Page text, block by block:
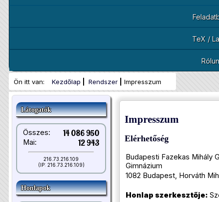
TeX /
Ön itt van: Kezdőlap Rendszer Impresszum
Látogatók
Összes: 14 086 950
Mai: 12 943
216.73.216.109
(IP: 216.73.216.109)
Honlapok
Impresszum
Elérhetőség
Budapesti Fazekas Mihály
Gimnázium
1082 Budapest, Horváth
Honlap szerkesztője: